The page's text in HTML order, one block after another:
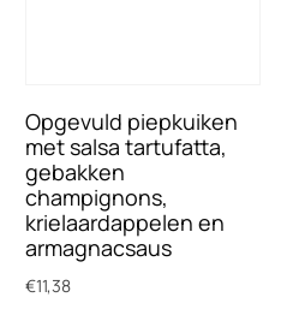
Opgevuld piepkuiken
met salsa tartufatta,
gebakken
champignons,
krielaardappelen en
armagnacsaus
€11,38